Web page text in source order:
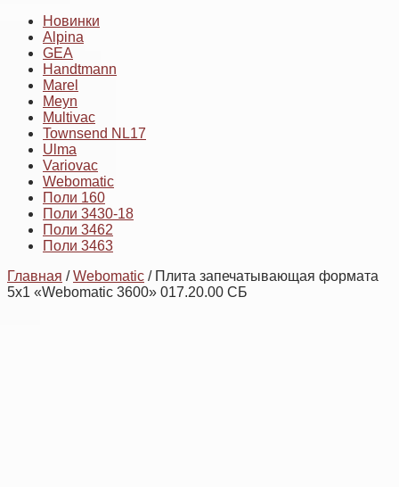
Новинки
Alpina
GEA
Handtmann
Marel
Meyn
Multivac
Townsend NL17
Ulma
Variovac
Webomatic
Поли 160
Поли 3430-18
Поли 3462
Поли 3463
Главная /Webomatic / Плита запечатывающая формата
5х1 «Webomatic 3600» 017.20.00 СБ